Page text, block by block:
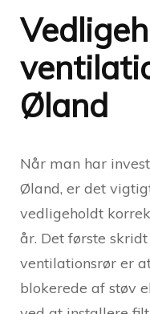
Øland
Når man har
Øland, er det
vedligeholdt
år. Det første
ventilationsrør er
blokerede af støv